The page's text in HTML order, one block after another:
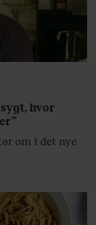
hvor
om i det nye